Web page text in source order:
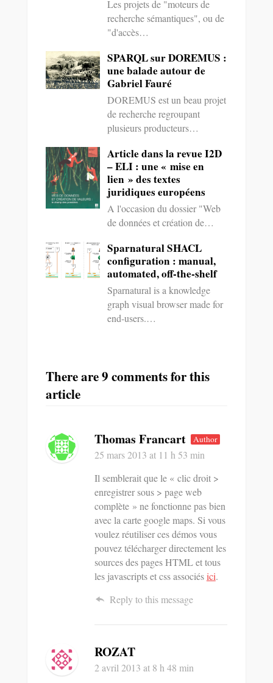
Les projets de "moteurs de
recherche sémantiques", ou de
"d'accès…
SPARQL sur DOREMUS :
une balade autour de
Gabriel Fauré
DOREMUS est un beau projet
de recherche regroupant
plusieurs producteurs…
Article dans la revue I2D
– ELI : une « mise en
lien » des textes
juridiques européens
A l'occasion du dossier "Web
de données et création de…
Sparnatural SHACL
configuration : manual,
automated, off-the-shelf
Sparnatural is a knowledge
graph visual browser made for
end-users.…
There are 9 comments for this
article
Thomas Francart Author
25 mars 2013 at 11 h 53 min
Il semblerait que le « clic droit >
enregistrer sous > page web
complète » ne fonctionne pas bien
avec la carte google maps. Si vous
voulez réutiliser ces démos vous
pouvez télécharger directement les
sources des pages HTML et tous
les javascripts et css associésici.
Reply to this message
ROZAT
2 avril 2013 at 8 h 48 min